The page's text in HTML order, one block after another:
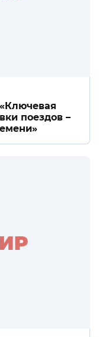
поездов –